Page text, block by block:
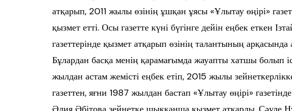
атқарып, 2011 жылы өзінің ұшқан ұясы «Ұлытау өңірі»
қызмет етті. Осы газетте күні бүгінге дейін еңбек еткен
газеттерінде қызмет атқарып өзінің талантының
Бұлардан басқа менің қарамағымда жауапты хатшы болып
жылдан астам жемісті еңбек етіп, 2015 жылы
газеттен, яғни 1987 жылдан бастап «Ұлытау өңірі»